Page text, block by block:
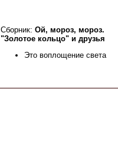
Сборник: Ой, мороз, мороз.
"Золотое кольцо" и друзья
Это воплощение света